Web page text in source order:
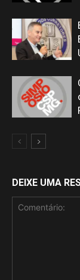
DEIXE UMA